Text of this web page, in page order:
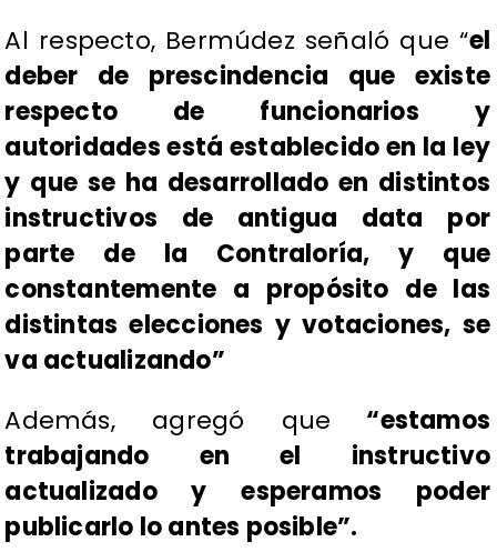
Al respecto, Bermúdez señaló que “el
deber de prescindencia que existe
respecto de funcionarios y
autoridades está establecido en la ley
y que se ha desarrollado en distintos
instructivos de antigua data por
parte de la Contraloría, y que
constantemente a propósito de las
distintas elecciones y votaciones, se
va actualizando”
Además, agregó que “estamos
trabajando en el instructivo
actualizado y esperamos poder
publicarlo lo antes posible”.